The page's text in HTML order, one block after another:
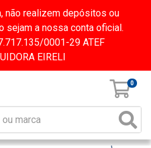
não realizem depósitos ou
sejam a nossa conta oficial.
0001-29 ATEF
EIRELI
0